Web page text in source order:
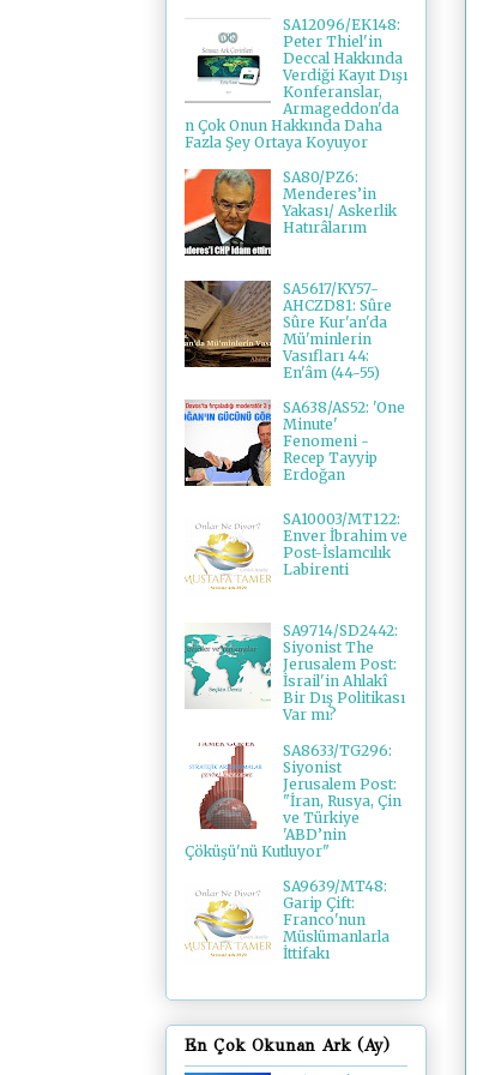
SA12096/EK148:
Peter Thiel'in
Deccal Hakkında
Verdiği Kayıt Dışı
Konferanslar,
Armageddon'da
n Çok Onun Hakkında Daha
Fazla Şey Ortaya Koyuyor
SA80/PZ6:
Menderes’in
Yakası/ Askerlik
Hatırâlarım
SA5617/KY57-
AHCZD81: Sûre
Sûre Kur'an'da
Mü'minlerin
Vasıfları 44:
En'âm (44-55)
SA638/AS52: 'One
Minute'
Fenomeni -
Recep Tayyip
Erdoğan
SA10003/MT122:
Enver İbrahim ve
Post-İslamcılık
Labirenti
SA9714/SD2442:
Siyonist The
Jerusalem Post:
İsrail'in Ahlakî
Bir Dış Politikası
Var mı?
SA8633/TG296:
Siyonist
Jerusalem Post:
"İran, Rusya, Çin
ve Türkiye
'ABD’nin
Çöküşü'nü Kutluyor"
SA9639/MT48:
Garip Çift:
Franco'nun
Müslümanlarla
İttifakı
En Çok Okunan Ark (Ay)